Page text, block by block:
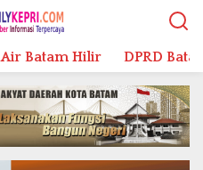
Air Batam Hilir DPRD